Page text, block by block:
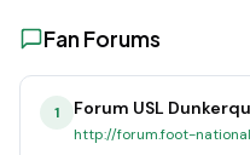
Fan Forums
1 Forum USL
http://forum.foot-